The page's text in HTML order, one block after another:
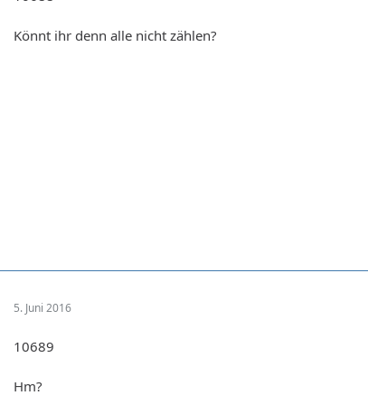
Könnt ihr denn alle nicht zählen?
5. Juni 2016
10689
Hm?